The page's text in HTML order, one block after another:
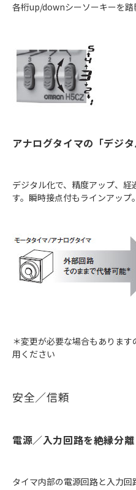
各桁up/downシーソーキーを踏
アナログタイマの「デジ
デジタル化で、精度アップ、
す。瞬時接点付もラインアップ。
＊変更が必要な場合もありま
用ください
安全／信頼
電源／入力回路を絶縁分離
タイマ内部の電源回路と入力回